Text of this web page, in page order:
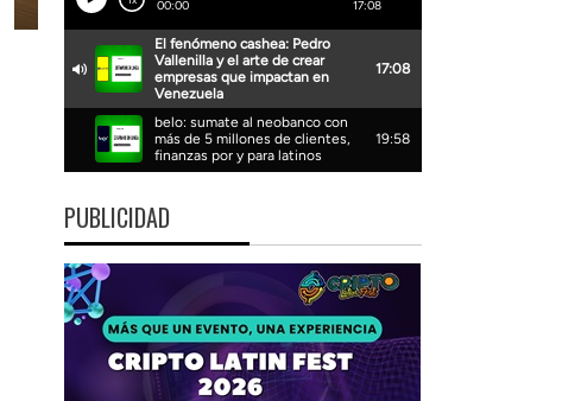
PUBLICIDAD